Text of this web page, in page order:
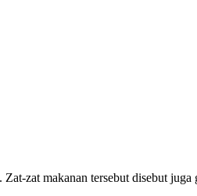
Zat-zat makanan tersebut disebut